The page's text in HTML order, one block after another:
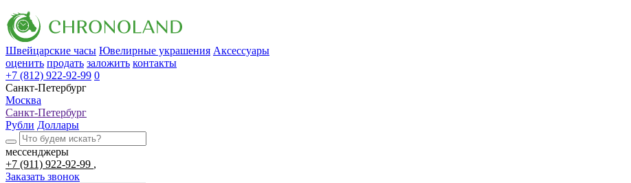
Швейцарские часы Ювелирные украшения Аксессуары
оценить продать заложить контакты
+7 (812) 922-92-99 0
Санкт-Петербург
Москва
Санкт-Петербург
Рубли Доллары
мессенджеры
+7 (911) 922-92-99
Заказать звонок